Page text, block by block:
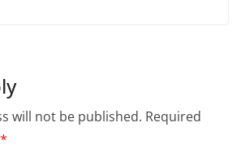
will not be published. Required
*